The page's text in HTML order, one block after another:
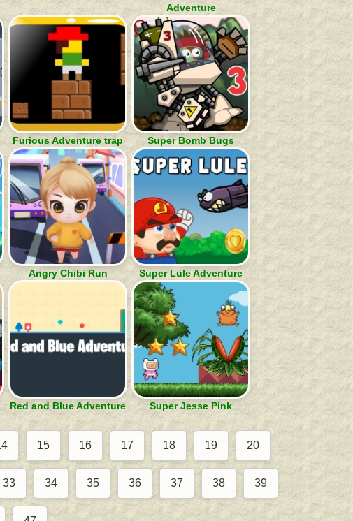
Adventure
Furious Adventure trap Super Bomb Bugs
Angry Chibi Run
Super Lule Adventure
Red and Blue Adventure Super Jesse Pink
15 16 17 18 19 20
33 34 35 36 37 38 39